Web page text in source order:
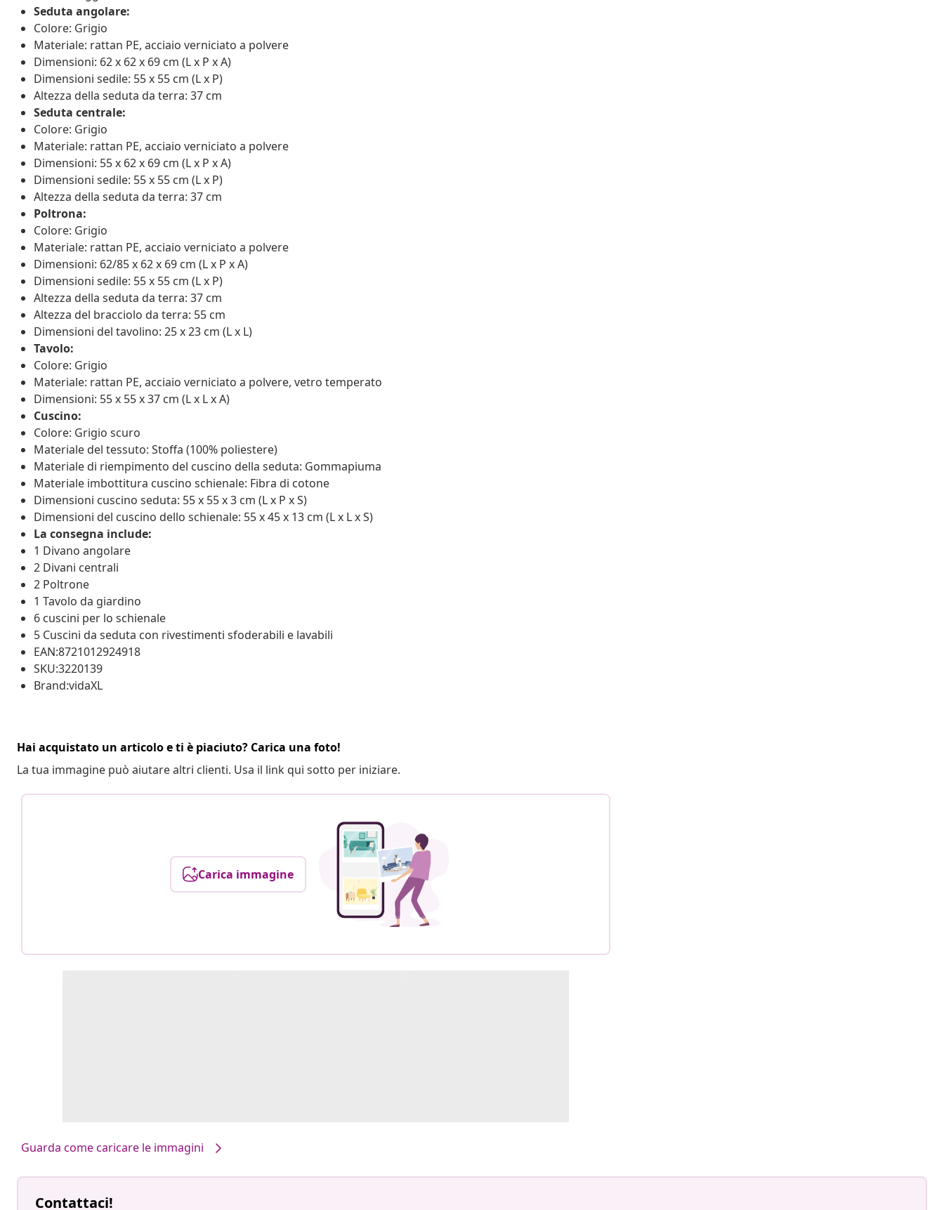
Seduta angolare:
Colore: Grigio
Materiale: rattan PE, acciaio verniciato a polvere
Dimensioni: 62 x 62 x 69 cm (L x P x A)
Dimensioni sedile: 55 x 55 cm (L x P)
Altezza della seduta da terra: 37 cm
Seduta centrale:
Colore: Grigio
Materiale: rattan PE, acciaio verniciato a polvere
Dimensioni: 55 x 62 x 69 cm (L x P x A)
Dimensioni sedile: 55 x 55 cm (L x P)
Altezza della seduta da terra: 37 cm
Poltrona:
Colore: Grigio
Materiale: rattan PE, acciaio verniciato a polvere
Dimensioni: 62/85 x 62 x 69 cm (L x P x A)
Dimensioni sedile: 55 x 55 cm (L x P)
Altezza della seduta da terra: 37 cm
Altezza del bracciolo da terra: 55 cm
Dimensioni del tavolino: 25 x 23 cm (L x L)
Tavolo:
Colore: Grigio
Materiale: rattan PE, acciaio verniciato a polvere, vetro temperato
Dimensioni: 55 x 55 x 37 cm (L x L x A)
Cuscino:
Colore: Grigio scuro
Materiale del tessuto: Stoffa (100% poliestere)
Materiale di riempimento del cuscino della seduta: Gommapiuma
Materiale imbottitura cuscino schienale: Fibra di cotone
Dimensioni cuscino seduta: 55 x 55 x 3 cm (L x P x S)
Dimensioni del cuscino dello schienale: 55 x 45 x 13 cm (L x L x S)
La consegna include:
1 Divano angolare
2 Divani centrali
2 Poltrone
1 Tavolo da giardino
6 cuscini per lo schienale
5 Cuscini da seduta con rivestimenti sfoderabili e lavabili
EAN:8721012924918
SKU:3220139
Brand:vidaXL
Hai acquistato un articolo e ti è piaciuto? Carica una foto!
La tua immagine può aiutare altri clienti. Usa il link qui sotto per iniziare.
Carica immagine
Guarda come caricare le immagini
Contattaci!